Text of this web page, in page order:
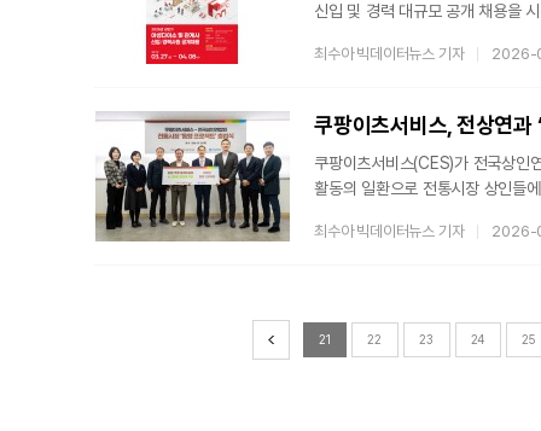
신입 및 경력 대규모 공개 채용을
△물류 △TQC(상품안전, 교육)
아성다이소는 창사 이래 꾸준하
있다. 특히
최수아 빅데이터뉴스 기자 2026-
쿠팡이츠서비스(CES)가 전국상인
활동의 일환으로 전통시장 상인들
전통시장 활성화 프로젝트다. 지난
최수아 빅데이터뉴스 기자 2026-
21 22 23 24 25